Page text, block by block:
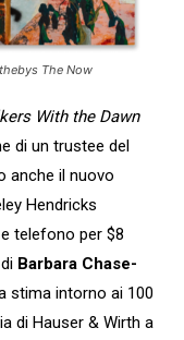
The Now
With the Dawn
di un trustee del
anche il nuovo
Hendricks
telefono per $8
Barbara Chase-
stima intorno ai 100
di Hauser & Wirth a